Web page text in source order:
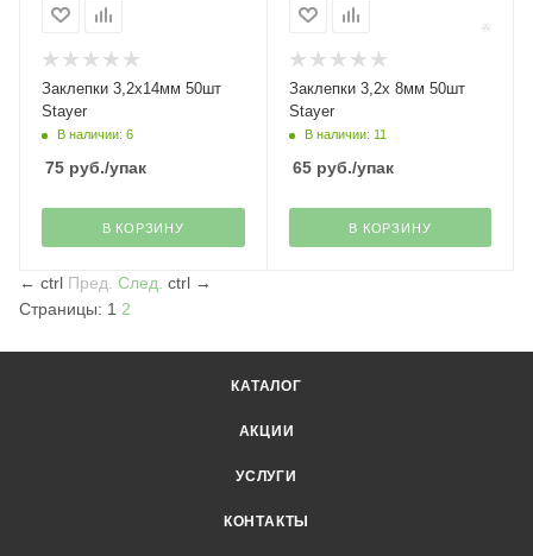
Заклепки 3,2х14мм 50шт
Stayer
В наличии: 6
75 руб./упак
В КОРЗИНУ
Заклепки 3,2х 8мм 50шт
Stayer
В наличии: 11
65руб./упак
В КОРЗИНУ
← ctrl Пред. След. ctrl →
Страницы: 1 2
КАТАЛОГ
АКЦИИ
УСЛУГИ
КОНТАКТЫ